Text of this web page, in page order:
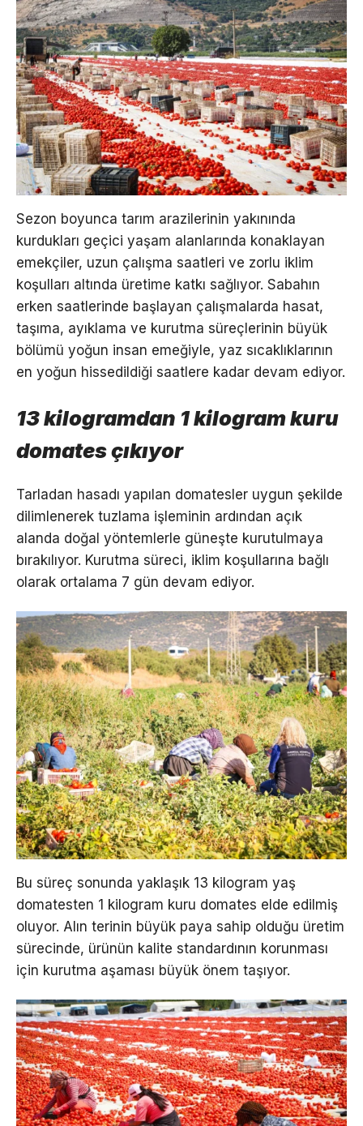
Sezon boyunca tarım arazilerinin yakınında
kurdukları geçici yaşam alanlarında konaklayan
emekçiler, uzun çalışma saatleri ve zorlu iklim
koşulları altında üretime katkı sağlıyor. Sabahın
erken saatlerinde başlayan çalışmalarda hasat,
taşıma, ayıklama ve kurutma süreçlerinin büyük
bölümü yoğun insan emeğiyle, yaz sıcaklıklarının
en yoğun hissedildiği saatlere kadar devam ediyor.
13 kilogramdan 1 kilogram kuru
domates çıkıyor
Tarladan hasadı yapılan domatesler uygun şekilde
dilimlenerek tuzlama işleminin ardından açık
alanda doğal yöntemlerle güneşte kurutulmaya
bırakılıyor. Kurutma süreci, iklim koşullarına bağlı
olarak ortalama 7 gün devam ediyor.
Bu süreç sonunda yaklaşık 13 kilogram yaş
domatesten 1 kilogram kuru domates elde edilmiş
oluyor. Alın terinin büyük paya sahip olduğu üretim
sürecinde, ürünün kalite standardının korunması
için kurutma aşaması büyük önem taşıyor.